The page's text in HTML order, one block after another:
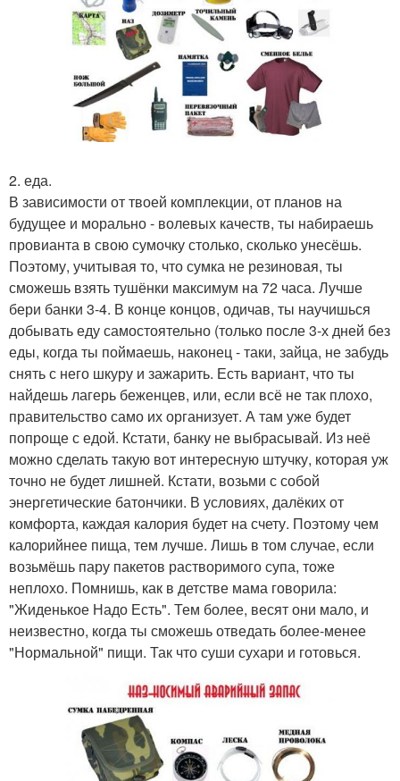
2. еда.
В зависимости от твоей комплекции, от планов на
будущее и морально - волевых качеств, ты набираешь
провианта в свою сумочку столько, сколько унесёшь.
Поэтому, учитывая то, что сумка не резиновая, ты
сможешь взять тушёнки максимум на 72 часа. Лучше
бери банки 3-4. В конце концов, одичав, ты научишься
добывать еду самостоятельно (только после 3-х дней без
еды, когда ты поймаешь, наконец - таки, зайца, не забудь
снять с него шкуру и зажарить. Есть вариант, что ты
найдешь лагерь беженцев, или, если всё не так плохо,
правительство само их организует. А там уже будет
попроще с едой. Кстати, банку не выбрасывай. Из неё
можно сделать такую вот интересную штучку, которая уж
точно не будет лишней. Кстати, возьми с собой
энергетические батончики. В условиях, далёких от
комфорта, каждая калория будет на счету. Поэтому чем
калорийнее пища, тем лучше. Лишь в том случае, если
возьмёшь пару пакетов растворимого супа, тоже
неплохо. Помнишь, как в детстве мама говорила:
"Жиденькое Надо Есть". Тем более, весят они мало, и
неизвестно, когда ты сможешь отведать более-менее
"Нормальной" пищи. Так что суши сухари и готовься.